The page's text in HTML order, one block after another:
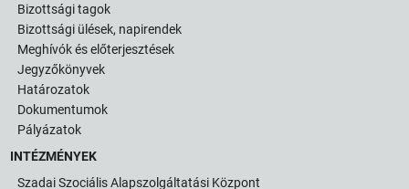
Bizottsági tagok
Bizottsági ülések, napirendek
Meghívók és előterjesztések
Jegyzőkönyvek
Határozatok
Dokumentumok
Pályázatok
INTÉZMÉNYEK
Szadai Szociális Alapszolgáltatási Központ